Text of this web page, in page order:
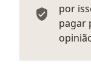
por
pagar